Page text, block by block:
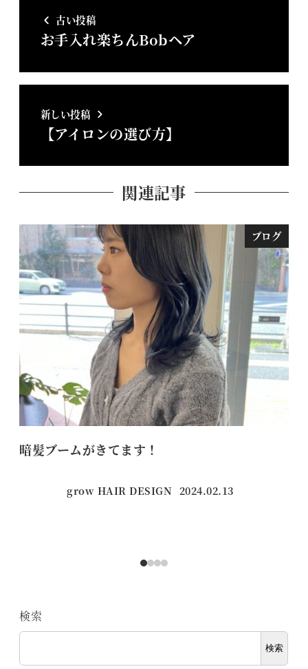
古い投稿
お手入れ楽ちんBobヘア
新しい投稿
【アイロンの選び方】
関連記事
ブログ
暗髪ブームがきてます！
grow HAIR DESIGN 投稿日
2024.02.13
検索
検索